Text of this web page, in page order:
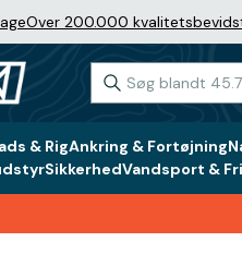
Over 200.000
& RigAnkring & Fortøjning
SikkerhedVandsport &